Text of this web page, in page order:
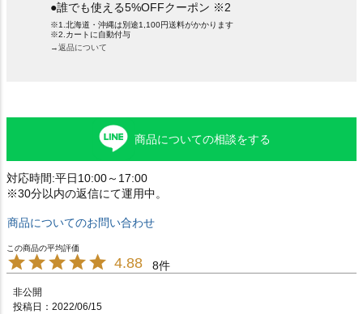
●誰でも使える5%OFFクーポン ※2
※1.北海道・沖縄は別途1,100円送料がかかります
※2.カートに自動付与
→返品について
商品についての相談をする
対応時間:平日10:00～17:00
※30分以内の返信にて運用中。
商品についてのお問い合わせ
4.88 8
非公開
投稿日
2022/06/15